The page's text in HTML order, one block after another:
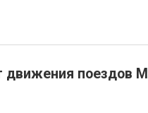
движения поездов